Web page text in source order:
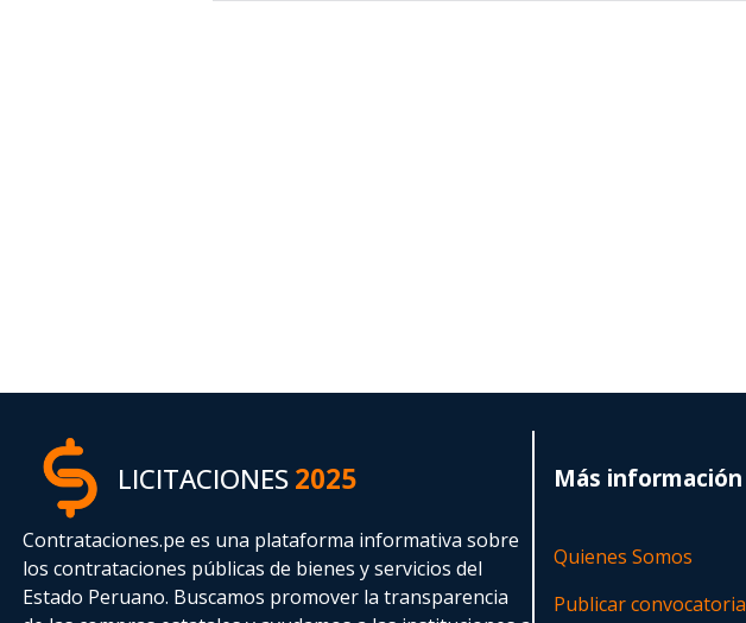
LICITACIONES2025
Contrataciones.pe es una plataforma informativa sobre
los contrataciones públicas de bienes y servicios del
Estado Peruano. Buscamos promover la transparencia
Más información
Quienes Somos
Publicar convocatoria